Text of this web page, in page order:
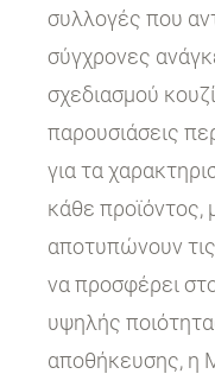
συλλογές που
σύγχρονες
σχεδιασμού
παρουσιάσεις
για τα
κάθε
αποτυπώνουν
να προσφέρει
υψηλής
αποθήκευσης, η